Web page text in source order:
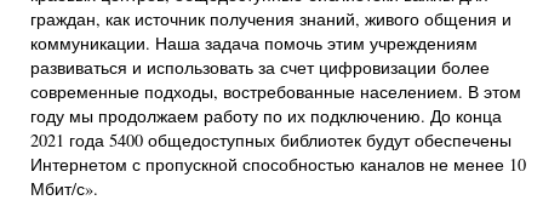
граждан, как источник получения знаний, живого общения и
коммуникации. Наша задача помочь этим учреждениям
развиваться и использовать за счет цифровизации более
современные подходы, востребованные населением. В этом
году мы продолжаем работу по их подключению. До конца
2021 года 5400 общедоступных библиотек будут обеспечены
Интернетом с пропускной способностью каналов не менее 10
Мбит/с».